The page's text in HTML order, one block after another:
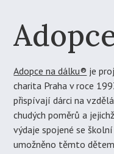
Adopce na dálku® je
charita Praha v roce
přispívají dárci na
chudých poměrů a
výdaje spojené se
umožněno těmto